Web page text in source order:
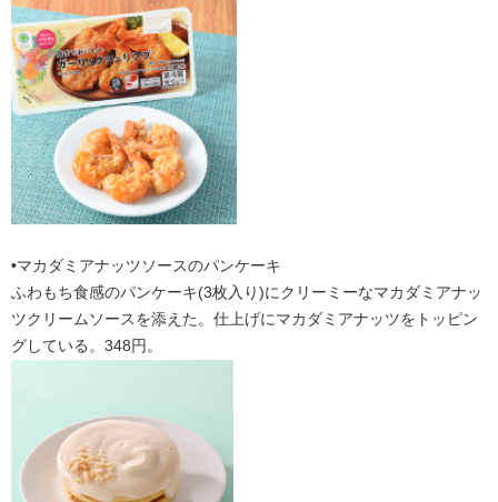
•マカダミアナッツソースのパンケーキ
ふわもち食感のパンケーキ(3枚入り)にクリーミーなマカダミアナッ
ツクリームソースを添えた。仕上げにマカダミアナッツをトッピン
グしている。348円。